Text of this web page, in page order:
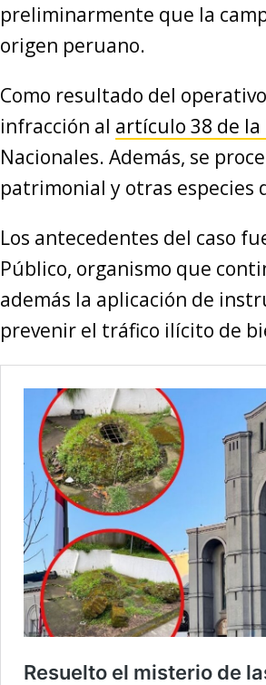
preliminarmente que la
origen peruano.
Como resultado del
infracción al artículo 38 de la
Nacionales. Además, se
patrimonial y otras
Los antecedentes del caso
Público, organismo que
además la aplicación de
prevenir el tráfico ilícito de